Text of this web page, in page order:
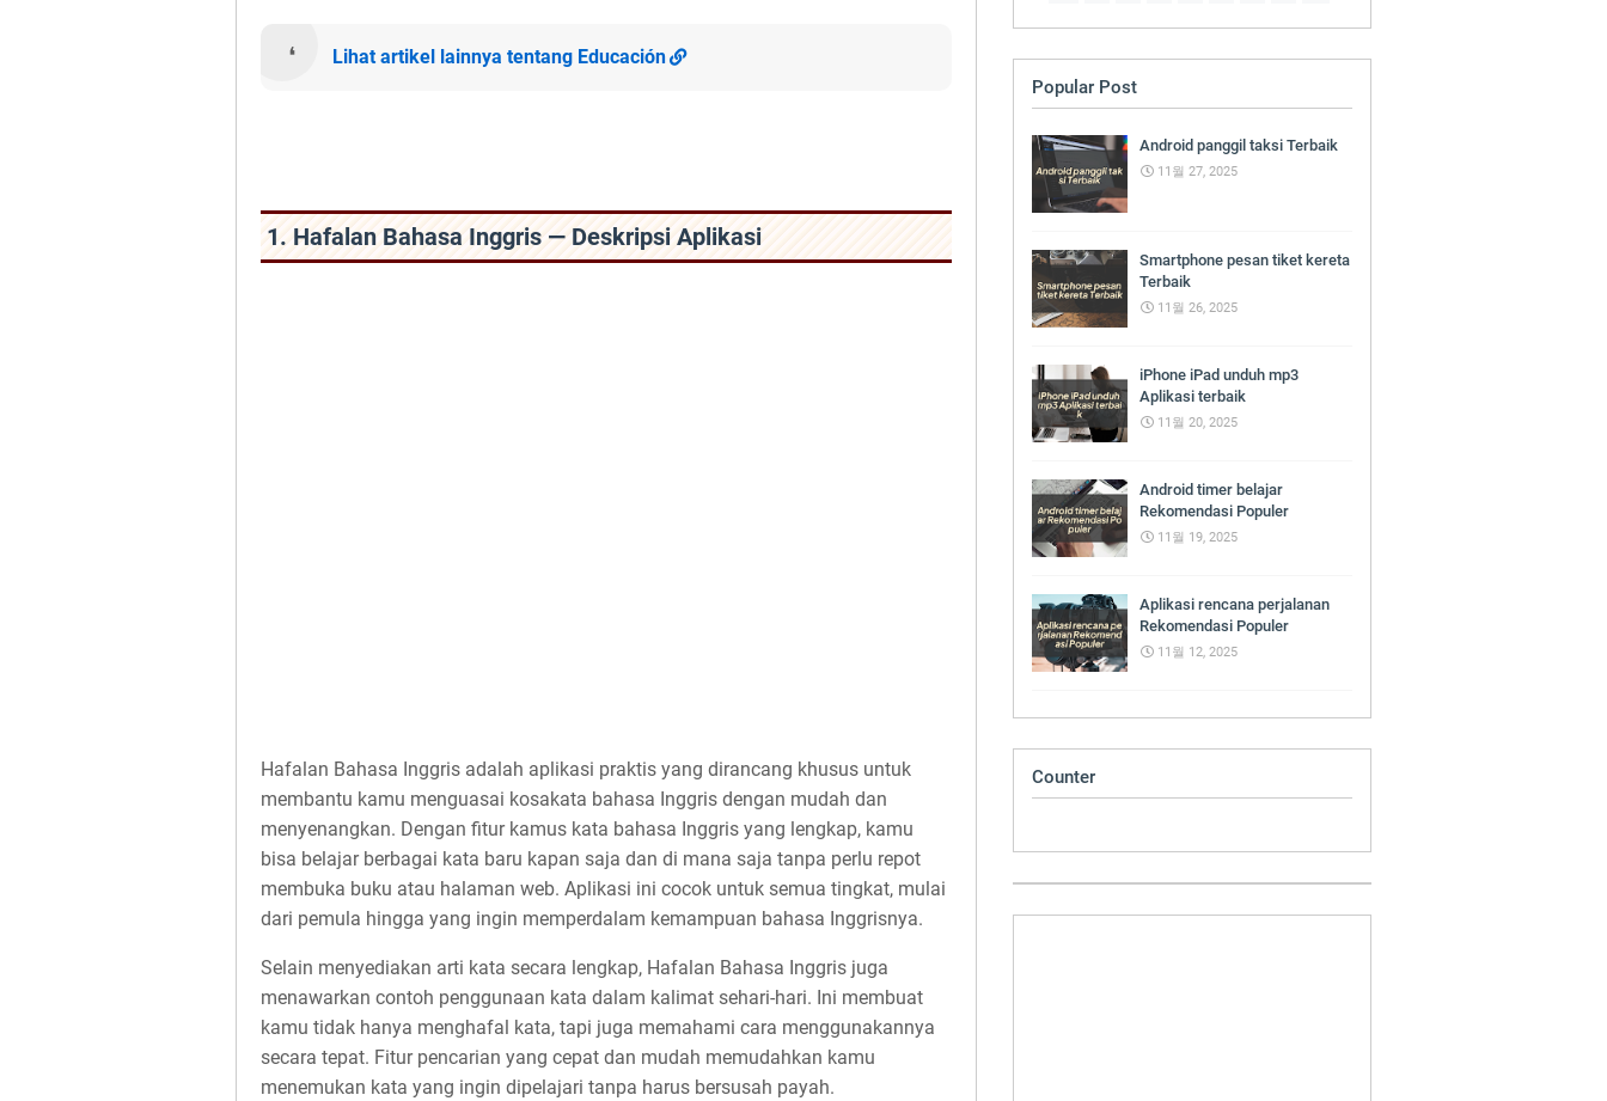
Lihat artikel lainnya tentang Educación
1. Hafalan Bahasa Inggris — Deskripsi Aplikasi
Hafalan Bahasa Inggris adalah aplikasi praktis yang dirancang khusus untuk
membantu kamu menguasai kosakata bahasa Inggris dengan mudah dan
menyenangkan. Dengan fitur kamus kata bahasa Inggris yang lengkap, kamu
bisa belajar berbagai kata baru kapan saja dan di mana saja tanpa perlu repot
membuka buku atau halaman web. Aplikasi ini cocok untuk semua tingkat, mulai
dari pemula hingga yang ingin memperdalam kemampuan bahasa Inggrisnya.
Selain menyediakan arti kata secara lengkap, Hafalan Bahasa Inggris juga
menawarkan contoh penggunaan kata dalam kalimat sehari-hari. Ini membuat
kamu tidak hanya menghafal kata, tapi juga memahami cara menggunakannya
secara tepat. Fitur pencarian yang cepat dan mudah memudahkan kamu
menemukan kata yang ingin dipelajari tanpa harus bersusah payah.
Popular Post
Android panggil taksi Terbaik
11월 27, 2025
Smartphone pesan tiket kereta
Terbaik
11월 26, 2025
iPhone iPad unduh mp3
Aplikasi terbaik
11월 20, 2025
Android timer belajar
Rekomendasi Populer
11월 19, 2025
Aplikasi rencana perjalanan
Rekomendasi Populer
11월 12, 2025
Counter